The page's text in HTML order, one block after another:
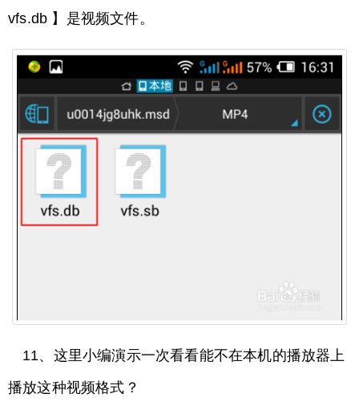
vfs.db 】是视频文件。
11、这里小编演示一次看看能不在本机的播放器上
播放这种视频格式？